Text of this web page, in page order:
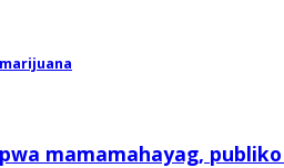
mamamahayag,